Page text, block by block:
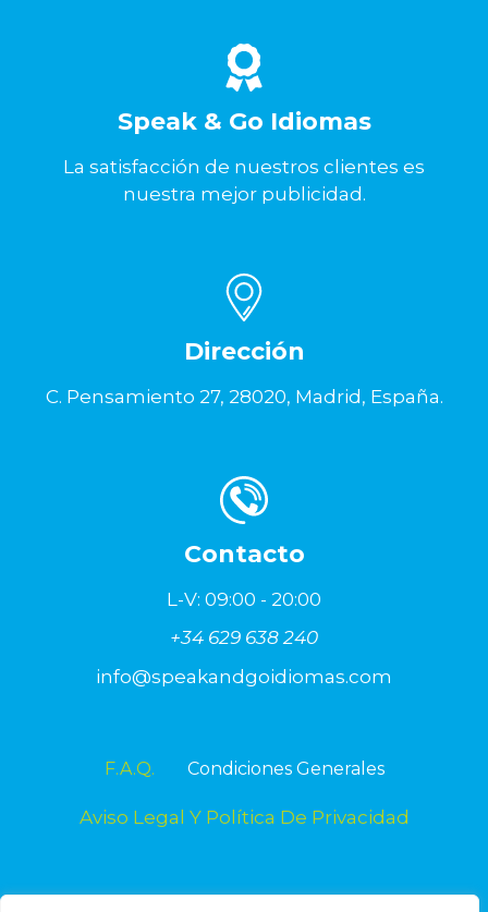
Speak & Go Idiomas
La satisfacción de nuestros clientes es
nuestra mejor publicidad.
Dirección
C. Pensamiento 27, 28020, Madrid, España.
Contacto
L-V: 09:00 - 20:00
+34 629 638 240
info@speakandgoidiomas.com
F.A.Q. Condiciones Generales
Aviso Legal Y Política De Privacidad